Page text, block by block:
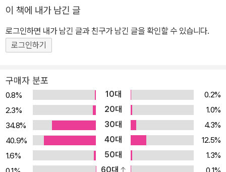
이 책에 내가 남긴 글
로그인하면 내가 남긴 글과 친구가 남긴 글을 확인할 수 있습니다.
로그인하기
구매자 분포
0.8% 10대
0.2%
2.3%
20대
1.0%
34.8%
30대
4.3%
40.9%
40대
12.5%
1.6%
50대
1.3%
60대